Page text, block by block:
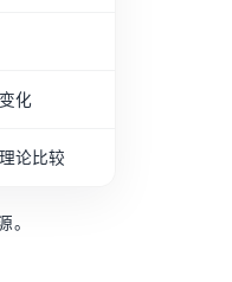
化
论比较